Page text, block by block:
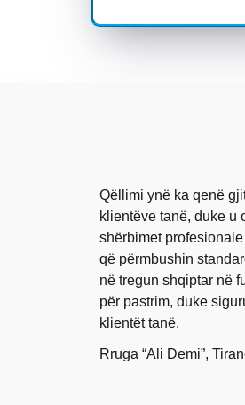
Qëllimi ynë ka qenë
klientëve tanë, duke u
shërbimet
që përmbushin
në tregun shqiptar në
për pastrim, duke
klientët tanë.
Rruga “Ali Demi”,